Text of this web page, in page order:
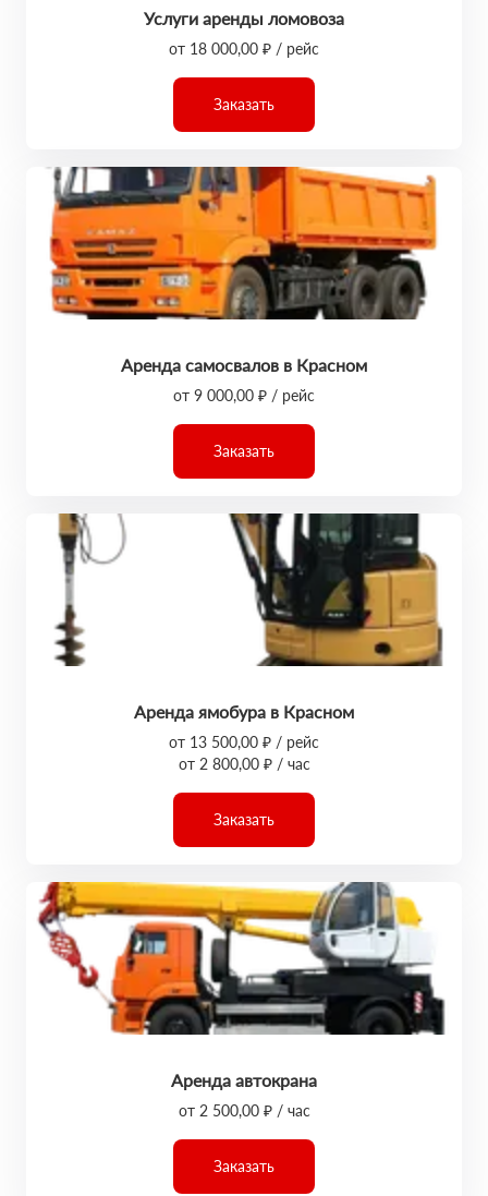
Услуги аренды ломовоза
от 18 000,00 ₽ / рейс
Заказать
Аренда самосвалов в Красном
от 9 000,00 ₽ / рейс
Заказать
Аренда ямобура в Красном
от 13 500,00 ₽ / рейс
от 2 800,00 ₽ / час
Заказать
Аренда автокрана
от 2 500,00 ₽ / час
Заказать